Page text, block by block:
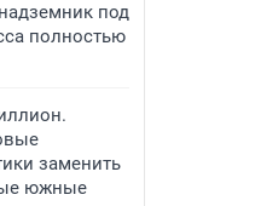
под
полностью
заменить
южные